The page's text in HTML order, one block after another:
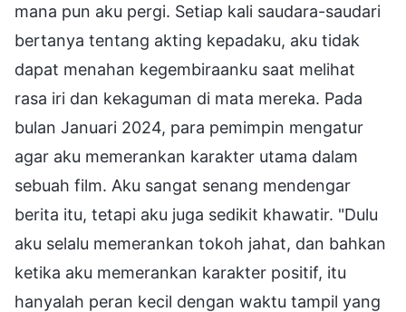
mana pun aku pergi. Setiap kali saudara-saudari
bertanya tentang akting kepadaku, aku tidak
dapat menahan kegembiraanku saat melihat
rasa iri dan kekaguman di mata mereka. Pada
bulan Januari 2024, para pemimpin mengatur
agar aku memerankan karakter utama dalam
sebuah film. Aku sangat senang mendengar
berita itu, tetapi aku juga sedikit khawatir. "Dulu
aku selalu memerankan tokoh jahat, dan bahkan
ketika aku memerankan karakter positif, itu
hanyalah peran kecil dengan waktu tampil yang